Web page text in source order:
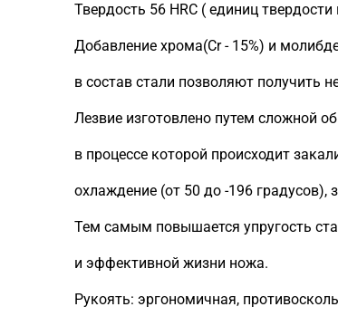
Твердость 56 HRC ( единиц
Добавление хрома(Сr - 15%) и
в состав стали позволяют получить
Лезвие изготовлено путем сложной
в процессе которой происходит
охлаждение (от 50 до -196 градусов),
Тем самым повышается упругость
и эффективной жизни ножа.
Рукоять: эргономичная,